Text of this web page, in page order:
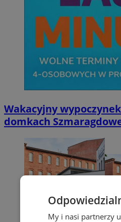
Wakacyjny
domkach
My i nasi partnerzy